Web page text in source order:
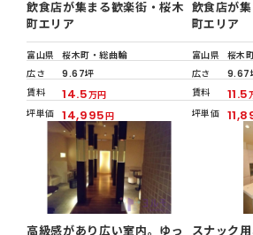
飲食店が集まる歓楽街・桜木
町エリア
富山県
桜木町・総曲輪
広さ
9.67坪
賃料
14.5万円
坪単価 14,995円
飲食店が
町エリア
富山県
桜木
広さ
9.67
賃料
11.5
坪単価
高級感があり広い室内。ゆっ
スナック